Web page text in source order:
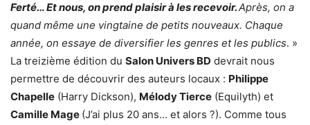
Ferté… Et nous, on prend plaisir à les recevoir.Après, on a
quand même une vingtaine de petits nouveaux. Chaque
année, on essaye de diversifier les genres et les publics. »
La treizième édition du Salon Univers BD devrait nous
permettre de découvrir des auteurs locaux : Philippe
Chapelle (Harry Dickson), Mélody Tierce (Equilyth) et
Camille Mage (J’ai plus 20 ans… et alors ?). Comme tous